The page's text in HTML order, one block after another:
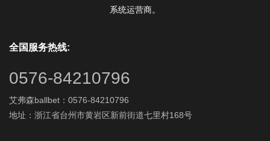
系统运营商。
全国服务热线:
0576-84210796
艾弗森ballbet：0576-84210796
地址：浙江省台州市黄岩区新前街道七里村168号